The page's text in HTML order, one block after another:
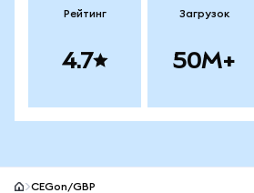
Рейтинг
4.7
Загрузок
50M+
CEGon/GBP